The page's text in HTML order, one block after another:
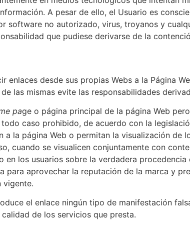
A pesar de ello, el Usuario es
software no autorizado, virus, troyanos y
que pudiese derivarse de la
enlaces desde sus propias Webs a la Página
las mismas evite las responsabilidades
page o página principal de la página Web
caso prohibido, de acuerdo con la
a la página Web o permitan la visualización
cuando se visualicen conjuntamente con
en los usuarios sobre la verdadera
para aprovechar la reputación de la marca y
vigente.
el enlace ningún tipo de manifestación
de los servicios que presta.